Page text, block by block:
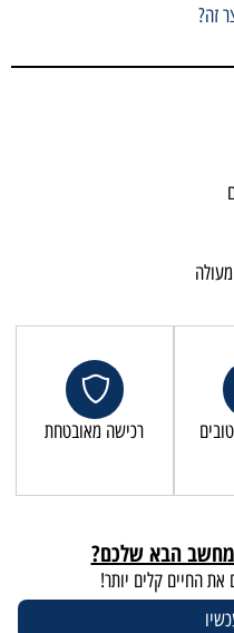
זה?
רכישה מאובטחת
הבא שלכם?
החיים קלים יותר!